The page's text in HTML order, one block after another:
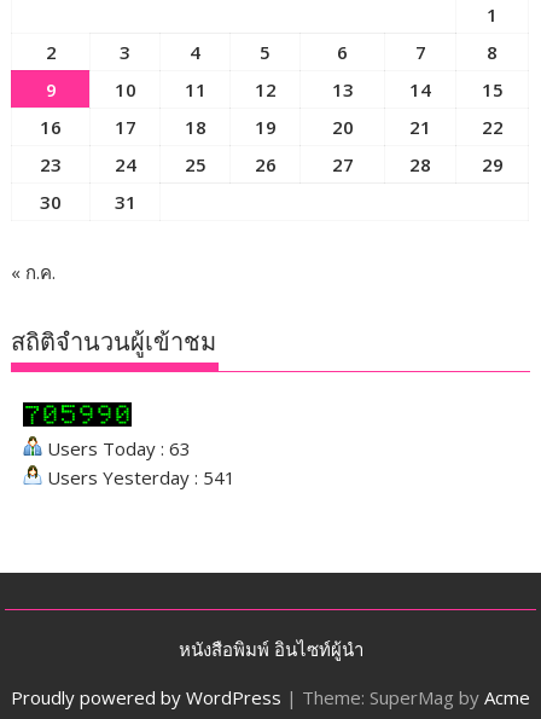
1
2
3 4 5 6 7
8
9
10 11 12 13 14
15
16
17 18 19 20 21
22
23
24 25 26 27 28
29
30
31
« ก.ค.
สถิติจำนวนผู้เข้าชม
Users Today : 63
Users Yesterday : 541
หนังสือพิมพ์ อินไซท์ผู้นำ
Proudly powered by WordPress | Theme: SuperMag by Acme